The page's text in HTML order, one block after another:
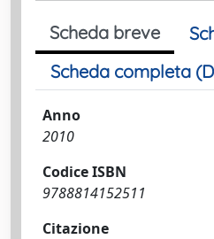
Scheda breve
Scheda completa
Anno
2010
Codice ISBN
9788814152511
Citazione